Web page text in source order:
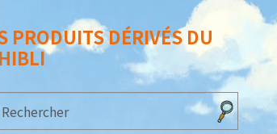
PRODUITS DÉRIVÉS DU